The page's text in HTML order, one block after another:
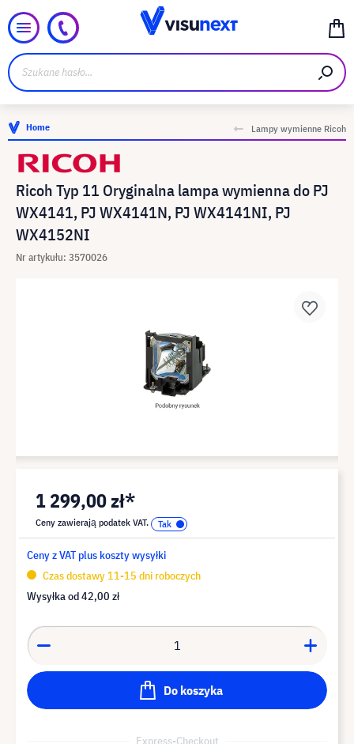
Home Lampy wymienne Ricoh
Ricoh Typ 11 Oryginalna lampa wymienna do PJ
WX4141, PJ WX4141N, PJ WX4141NI, PJ
WX4152NI
Nr artykułu: 3570026
1 299,00 zł*
Ceny zawierają podatek VAT.
Ceny z VAT plus koszty wysyłki
Czas dostawy 11-15 dni roboczych
Wysyłka od42,00 zł
Do koszyka
Express-Checkout